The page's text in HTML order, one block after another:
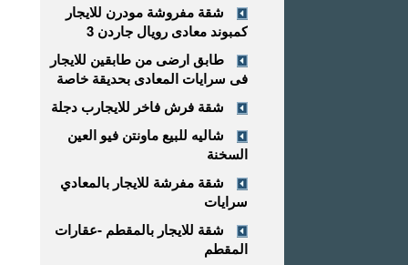
شقة مفروشة مودرن للايجار
كمبوند معادى رويال جاردن 3
طابق ارضى من طابقين للايجار
فى سرايات المعادى بحديقة خاصة
شقة فرش فاخر للايجارب دجلة
شاليه للبيع ماونتن فيو العين
السخنة
شقة مفرشة للايجار بالمعادي
سرايات
شقة للايجار بالمقطم -عقارات
المقطم